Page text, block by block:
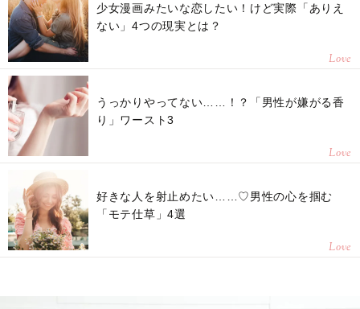
少女漫画みたいな恋したい！けど実際「ありえ
ない」4つの現実とは？
Love
うっかりやってない……！？「男性が嫌がる香
り」ワースト3
Love
好きな人を射止めたい……♡男性の心を掴む
「モテ仕草」4選
Love